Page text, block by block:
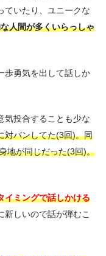
ていたり、ユニークな
人間が多くいらっしゃ
歩勇気を出して話しか
気投合することも少な
対バンしてた(3回)。同
地が同じだった(3回)。
イミングで話しかける
新しいので話が弾むこ